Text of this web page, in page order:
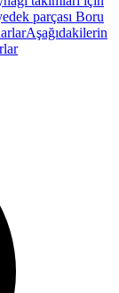
parçası Boru
Aşağıdakilerin